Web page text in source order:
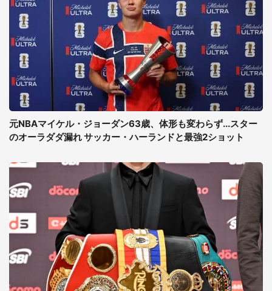
元NBAマイケル・ジョーダン63歳、体形も変わらず...スター
のオーラダダ漏れ サッカー・ハーランドと最強2ショット